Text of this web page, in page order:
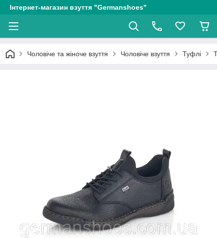
Інтернет-магазин взуття "Germanshoes"
Чоловіче та жіноче взуття Чоловіче взуття Туфлі